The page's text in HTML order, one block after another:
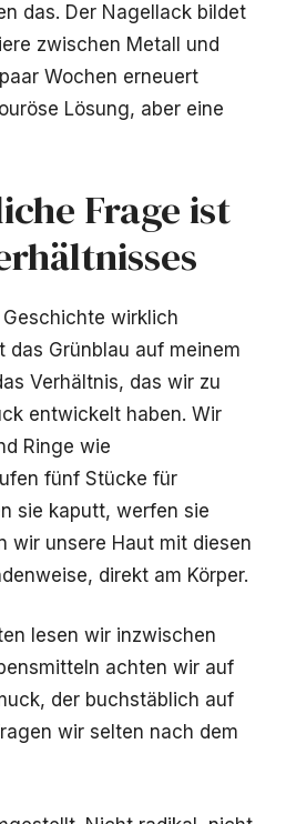
das. Der Nagellack bildet
zwischen Metall und
Wochen erneuert
Lösung, aber eine
Frage ist
wirklich
Grünblau auf meinem
Verhältnis, das wir zu
entwickelt haben. Wir
Ringe wie
fünf Stücke für
sie kaputt, werfen sie
wir unsere Haut mit diesen
direkt am Körper.
lesen wir inzwischen
achten wir auf
der buchstäblich auf
wir selten nach dem